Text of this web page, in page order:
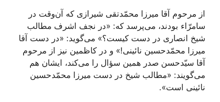
از مرحوم آقا میرزا محمّدتقی شیرازی که آن‌وقت در
سامرّاء بودند، می‌پرسد که: «در نجف اشرف مطالب
شیخ انصاری در دست کیست؟» می‌گوید: «در دست آقا
میرزا محمّدحسین نائینی!» و در کاظمین نیز از مرحوم
آقا سیّدحسن صدر همین سؤال را می‌کند، ایشان هم
می‌گویند: «مطالب شیخ در دست میرزا محمّدحسین
نائینی است».